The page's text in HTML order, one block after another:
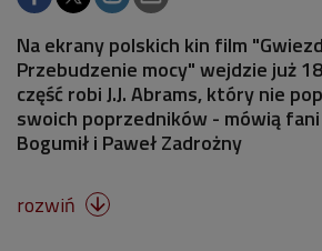
Na ekrany polskich kin film
Przebudzenie mocy" wejdzie już
część robi J.J. Abrams, który nie
swoich poprzedników - mówią
Bogumił i Paweł Zadrożny
rozwiń 